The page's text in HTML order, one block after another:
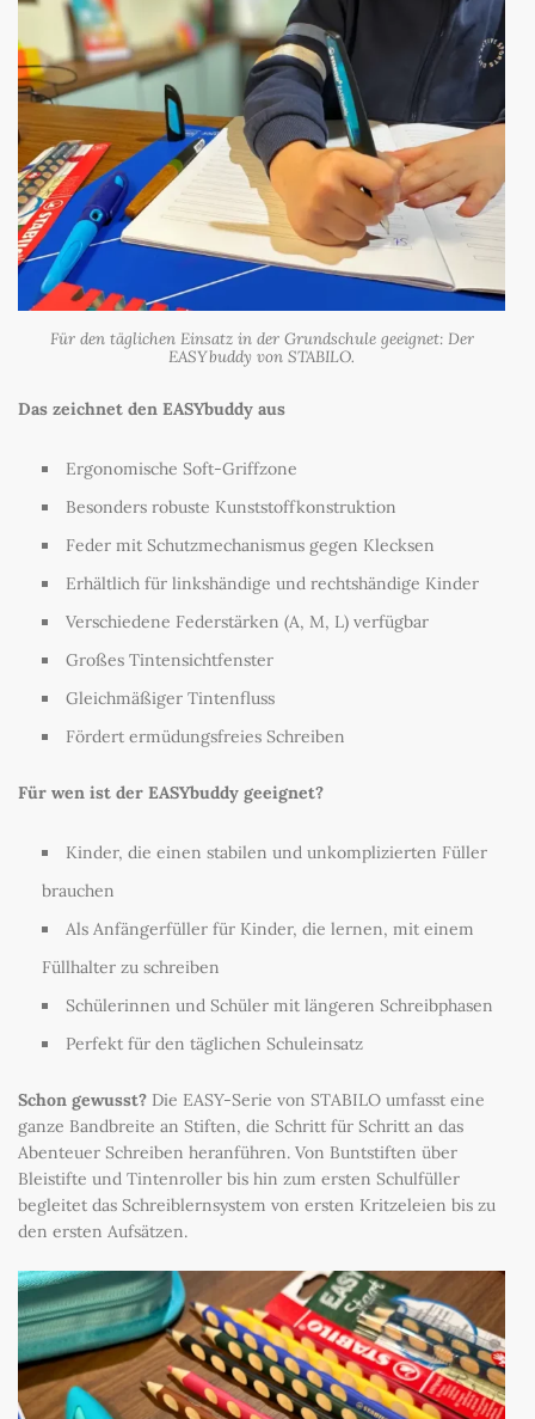
Für den täglichen Einsatz in der Grundschule geeignet: Der
EASYbuddy von STABILO.
Das zeichnet den EASYbuddy aus
Ergonomische Soft-Griffzone
Besonders robuste Kunststoffkonstruktion
Feder mit Schutzmechanismus gegen Klecksen
Erhältlich für linkshändige und rechtshändige Kinder
Verschiedene Federstärken (A, M, L) verfügbar
Großes Tintensichtfenster
Gleichmäßiger Tintenfluss
Fördert ermüdungsfreies Schreiben
Für wen ist der EASYbuddy geeignet?
Kinder, die einen stabilen und unkomplizierten Füller
brauchen
Als Anfängerfüller für Kinder, die lernen, mit einem
Füllhalter zu schreiben
Schülerinnen und Schüler mit längeren Schreibphasen
Perfekt für den täglichen Schuleinsatz
Schon gewusst? Die EASY-Serie von STABILO umfasst eine
ganze Bandbreite an Stiften, die Schritt für Schritt an das
Abenteuer Schreiben heranführen. Von Buntstiften über
Bleistifte und Tintenroller bis hin zum ersten Schulfüller
begleitet das Schreiblernsystem von ersten Kritzeleien bis zu
den ersten Aufsätzen.